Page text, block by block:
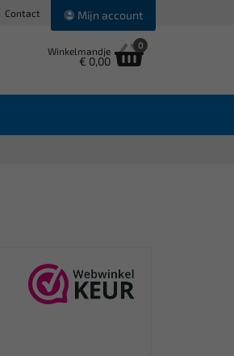
Contact Mijn account
Winkelmandje
€ 0,00
0